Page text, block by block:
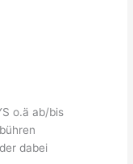
o.ä ab/bis
dabei